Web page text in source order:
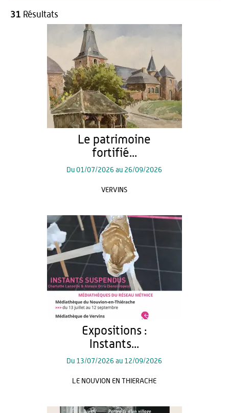
31 Résultats
Le patrimoine
fortifié...
Du01/07/2026 au 26/09/2026
VERVINS
Expositions :
Instants...
Du 13/07/2026 au 12/09/2026
LE NOUVION EN THIERACHE